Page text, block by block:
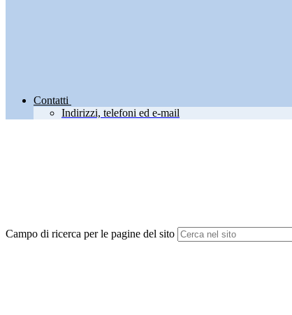
Contatti
Indirizzi, telefoni ed e-mail
Campo di ricerca per le pagine del sito